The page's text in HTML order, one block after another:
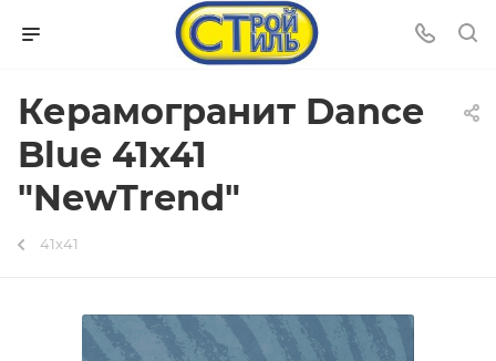
Керамогранит Dance
Blue 41х41
"NewTrend"
41х41